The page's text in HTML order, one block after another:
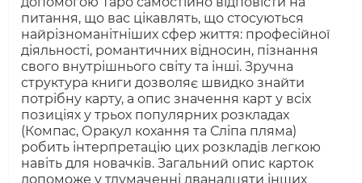
питання, що вас цікавлять, що стосуються
найрізноманітніших сфер життя: професійної
діяльності, романтичних відносин, пізнання
свого внутрішнього світу та інші. Зручна
структура книги дозволяє швидко знайти
потрібну карту, а опис значення карт у всіх
позиціях у трьох популярних розкладах
(Компас, Оракул кохання та Сліпа пляма)
робить інтерпретацію цих розкладів легкою
навіть для новачків. Загальний опис карток
допоможе у тлумаченні дванадцяти інших